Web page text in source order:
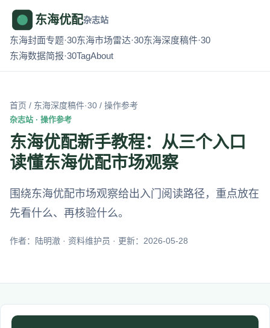
东海优配杂志站
东海封面专题·30东海市场雷达·30东海深度稿件·30
东海数据简报·30TagAbout
首页 / 东海深度稿件·30 / 操作参考
杂志站 · 操作参考
东海优配新手教程：从三个入口
读懂东海优配市场观察
围绕东海优配市场观察给出入门阅读路径，重点放在
先看什么、再核验什么。
作者：陆明澈 · 资料维护员 · 更新：2026-05-28